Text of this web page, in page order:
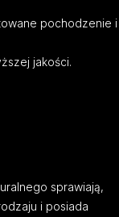
pochodzenie i
jakości.
sprawiają,
i posiada